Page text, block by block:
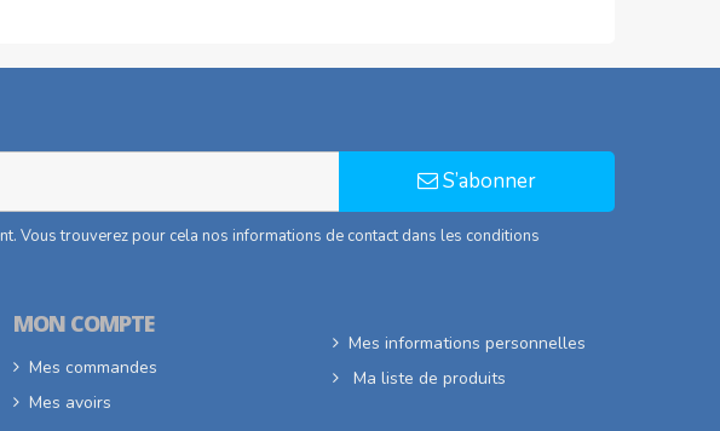
S’abonner
Vous trouverez pour cela nos informations de contact dans les conditions
MON COMPTE
Mes commandes
Mes avoirs
Mes informations personnelles
Ma liste de produits